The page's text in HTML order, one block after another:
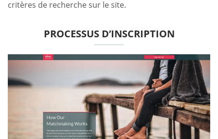
critères de recherche sur le site.
PROCESSUS D’INSCRIPTION